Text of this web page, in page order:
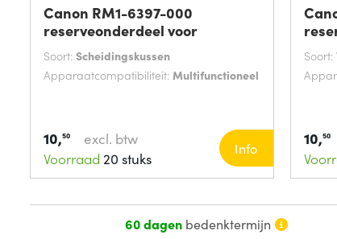
Canon RM1-6397-000
reserveonderdeel voor
Soort: Scheidingskussen
Apparaatcompatibiliteit: Multifunctioneel
10,50
excl. btw
Voorraad 20 stuks
Info
Soort:
10,50
60 dagenbedenktermijn